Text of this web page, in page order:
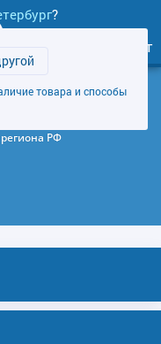
?
товара и способы
Личный кабинет
(Карта)
РФ